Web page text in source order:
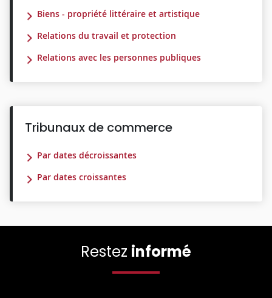
Biens - propriété littéraire et artistique
Relations du travail et protection
Relations avec les personnes publiques
Tribunaux de commerce
Par dates décroissantes
Par dates croissantes
Restez informé